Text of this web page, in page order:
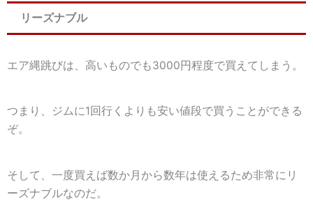
リーズナブル
エア縄跳びは、高いものでも3000円程度で買えてしまう。
つまり、
ジムに1回行くよりも安い値段で買うことができる
ぞ。
そして、一度買えば数か月から数年は使えるため非常にリ
ーズナブルなのだ。